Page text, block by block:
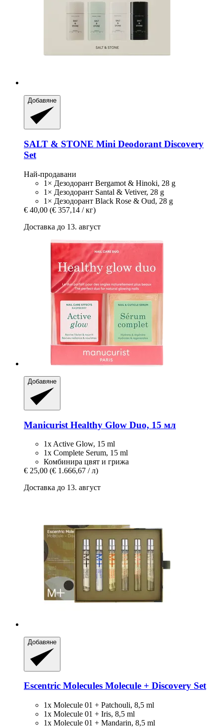
Добавяне
SALT & STONE Mini Deodorant Discovery
Set
Най-продавани
1× Дезодорант Bergamot & Hinoki, 28 g
1× Дезодорант Santal & Vetiver, 28 g
1× Дезодорант Black Rose & Oud, 28 g
€ 40,00 (€ 357,14 / кг)
Доставка до 13. август
Добавяне
Manicurist Healthy Glow Duo, 15 мл
1x Active Glow, 15 ml
1x Complete Serum, 15 ml
Комбинира цвят и грижа
€ 25,00 (€ 1.666,67 / л)
Доставка до 13. август
Добавяне
Escentric Molecules Molecule + Discovery Set
1x Molecule 01 + Patchouli, 8,5 ml
1x Molecule 01 + Iris, 8,5 ml
1x Molecule 01 + Mandarin, 8,5 ml